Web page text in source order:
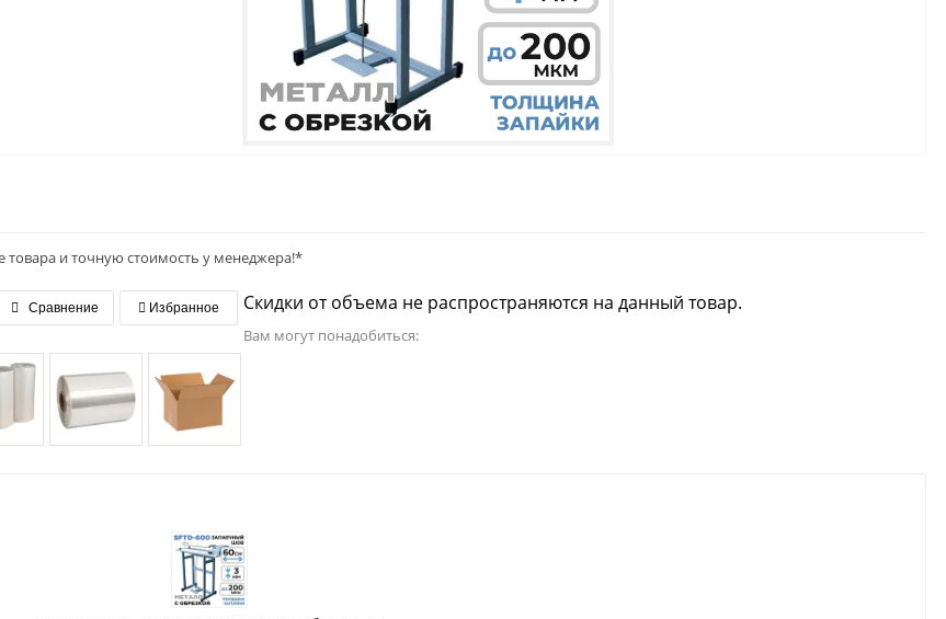
товара и точную стоимость у менеджера!*
Сравнение Избранное Скидки от объема не распространяются на данный товар.
Вам могут понадобиться: